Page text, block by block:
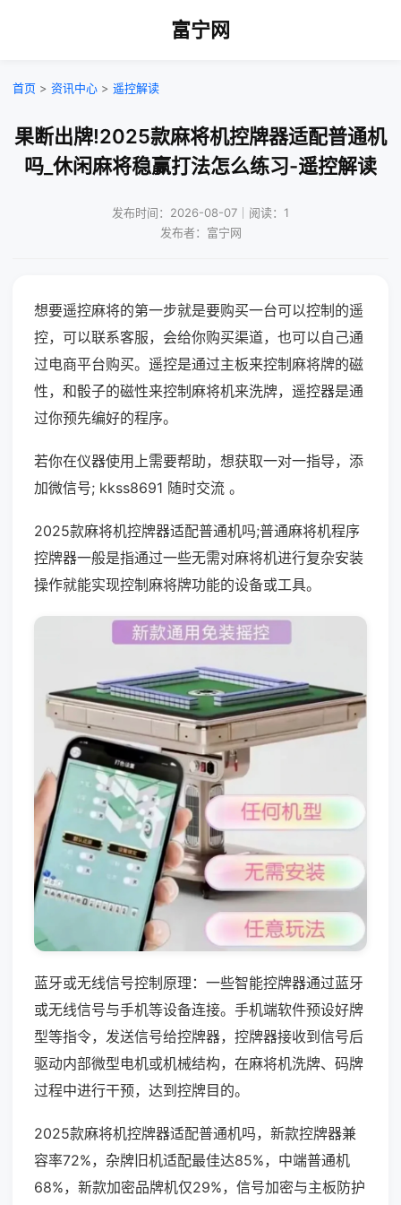
富宁网
首页 > 资讯中心 > 遥控解读
果断出牌!2025款麻将机控牌器适配普通机
吗_休闲麻将稳赢打法怎么练习-遥控解读
发布时间：2026-08-07｜阅读：1
发布者：富宁网
想要遥控麻将的第一步就是要购买一台可以控制的遥
控，可以联系客服，会给你购买渠道，也可以自己通
过电商平台购买。遥控是通过主板来控制麻将牌的磁
性，和骰子的磁性来控制麻将机来洗牌，遥控器是通
过你预先编好的程序。
若你在仪器使用上需要帮助，想获取一对一指导，添
加微信号; kkss8691 随时交流 。
2025款麻将机控牌器适配普通机吗;普通麻将机程序
控牌器一般是指通过一些无需对麻将机进行复杂安装
操作就能实现控制麻将牌功能的设备或工具。
蓝牙或无线信号控制原理：一些智能控牌器通过蓝牙
或无线信号与手机等设备连接。手机端软件预设好牌
型等指令，发送信号给控牌器，控牌器接收到信号后
驱动内部微型电机或机械结构，在麻将机洗牌、码牌
过程中进行干预，达到控牌目的。
2025款麻将机控牌器适配普通机吗，新款控牌器兼
容率72%，杂牌旧机适配最佳达85%，中端普通机
68%，新款加密品牌机仅29%，信号加密与主板防护